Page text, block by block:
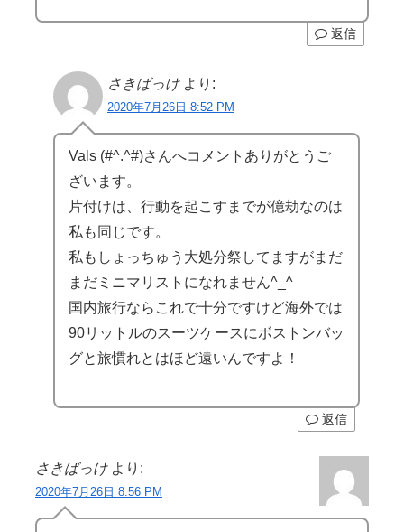
返信
さきばっけ より:
2020年7月26日 8:52 PM
Vals (#^.^#)さんへコメントありがとうご
ざいます。
片付けは、行動を起こすまでが億劫なのは
私も同じです。
私もしょっちゅう大処分祭してますがまだ
まだミニマリストになれません^_^
国内旅行ならこれで十分ですけど海外では
90リットルのスーツケースにボストンバッ
グと旅慣れとはほど遠いんですよ！
返信
さきばっけ より:
2020年7月26日 8:56 PM